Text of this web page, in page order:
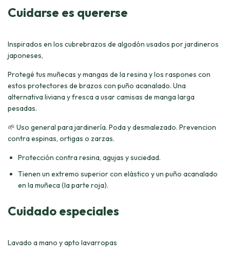
Cuidarse es quererse
Inspirados en los cubrebrazos de algodón usados por jardineros
japoneses,
Protegé tus muñecas y mangas de la resina y los raspones con
estos protectores de brazos con puño acanalado. Una
alternativa liviana y fresca a usar camisas de manga larga
pesadas.
🌱 Uso general para jardinería. Poda y desmalezado. Prevencion
contra espinas, ortigas o zarzas.
Protección contra resina, agujas y suciedad.
Tienen un extremo superior con elástico y un puño acanalado
en la muñeca (la parte roja).
Cuidado especiales
Lavado a mano y apto lavarropas